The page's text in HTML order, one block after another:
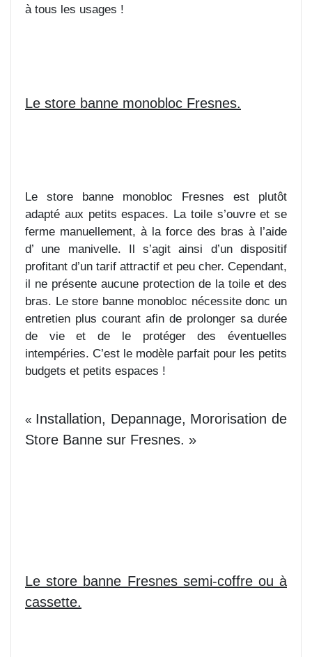
à tous les usages !
Le store banne monobloc Fresnes.
Le store banne monobloc Fresnes est plutôt
adapté aux petits espaces. La toile s’ouvre et se
ferme manuellement, à la force des bras à l’aide
d’ une manivelle. Il s’agit ainsi d’un dispositif
profitant d’un tarif attractif et peu cher. Cependant,
il ne présente aucune protection de la toile et des
bras. Le store banne monobloc nécessite donc un
entretien plus courant afin de prolonger sa durée
de vie et de le protéger des éventuelles
intempéries. C’est le modèle parfait pour les petits
budgets et petits espaces !
« Installation, Depannage, Mororisation de
Store Banne sur Fresnes. »
Le store banne Fresnes semi-coffre ou à
cassette.